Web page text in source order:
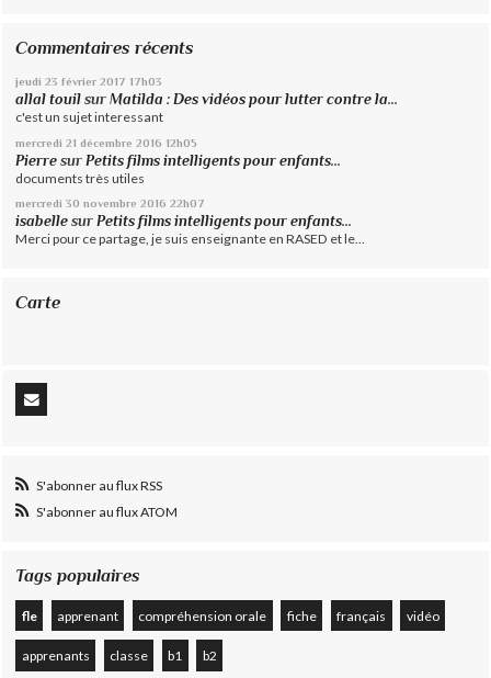
Commentaires récents
jeudi 23 février 2017 17h03
allal touil surMatilda : Des vidéos pour lutter contre la...
c'est un sujet interessant
mercredi 21 décembre 2016 12h05
Pierre surPetits films intelligents pour enfants...
documents très utiles
mercredi 30 novembre 2016 22h07
isabelle surPetits films intelligents pour enfants...
Merci pour ce partage, je suis enseignante en RASED et le...
Carte
S'abonner au flux RSS
S'abonner au flux ATOM
Tags populaires
fle apprenant compréhension orale fiche français vidéo
apprenants classe b1 b2